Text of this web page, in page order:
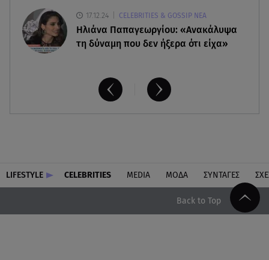
17.12.24 CELEBRITIES & GOSSIP ΝΕΑ
Ηλιάνα Παπαγεωργίου: «Ανακάλυψα
τη δύναμη που δεν ήξερα ότι είχα»
LIFESTYLE CELEBRITIES MEDIA ΜΟΔΑ ΣΥΝΤΑΓΕΣ
Back to Top